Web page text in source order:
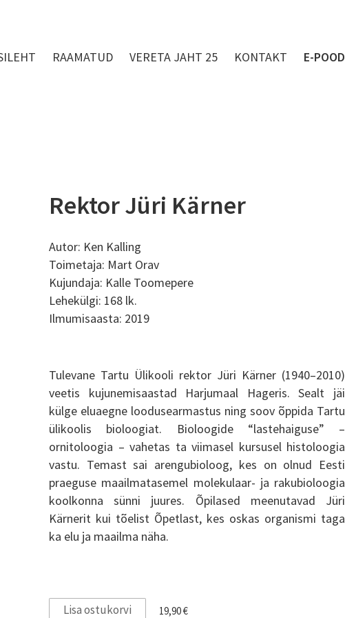
RAAMATUD VERETA JAHT 25 KONTAKT E-POOD
Rektor Jüri Kärner
Autor: Ken Kalling
Toimetaja: Mart Orav
Kujundaja: Kalle Toomepere
Lehekülgi: 168 lk.
Ilmumisaasta: 2019
Tulevane Tartu Ülikooli rektor Jüri Kärner (1940–2010)
veetis kujunemisaastad Harjumaal Hageris. Sealt jäi
külge eluaegne loodusearmastus ning soov õppida Tartu
ülikoolis bioloogiat. Bioloogide “lastehaiguse” –
ornitoloogia – vahetas ta viimasel kursusel histoloogia
vastu. Temast sai arengubioloog, kes on olnud Eesti
praeguse maailmatasemel molekulaar- ja rakubioloogia
koolkonna sünni juures. Õpilased meenutavad Jüri
Kärnerit kui tõelist Õpetlast, kes oskas organismi taga
ka elu ja maailma näha.
Lisa ostukorvi 19,90 €